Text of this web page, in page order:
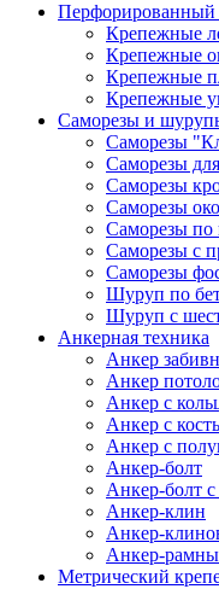
Перфорированный
Крепежные
Крепежные
Крепежные
Крепежные
Саморезы и
Саморезы
Саморезы
Саморезы
Саморезы
Саморезы по
Саморезы с
Саморезы
Шуруп по
Шуруп с
Анкерная техника
Анкер
Анкер
Анкер с
Анкер с
Анкер с
Анкер-болт
Анкер-болт с
Анкер-клин
Анкер-
Анкер-
Метрический